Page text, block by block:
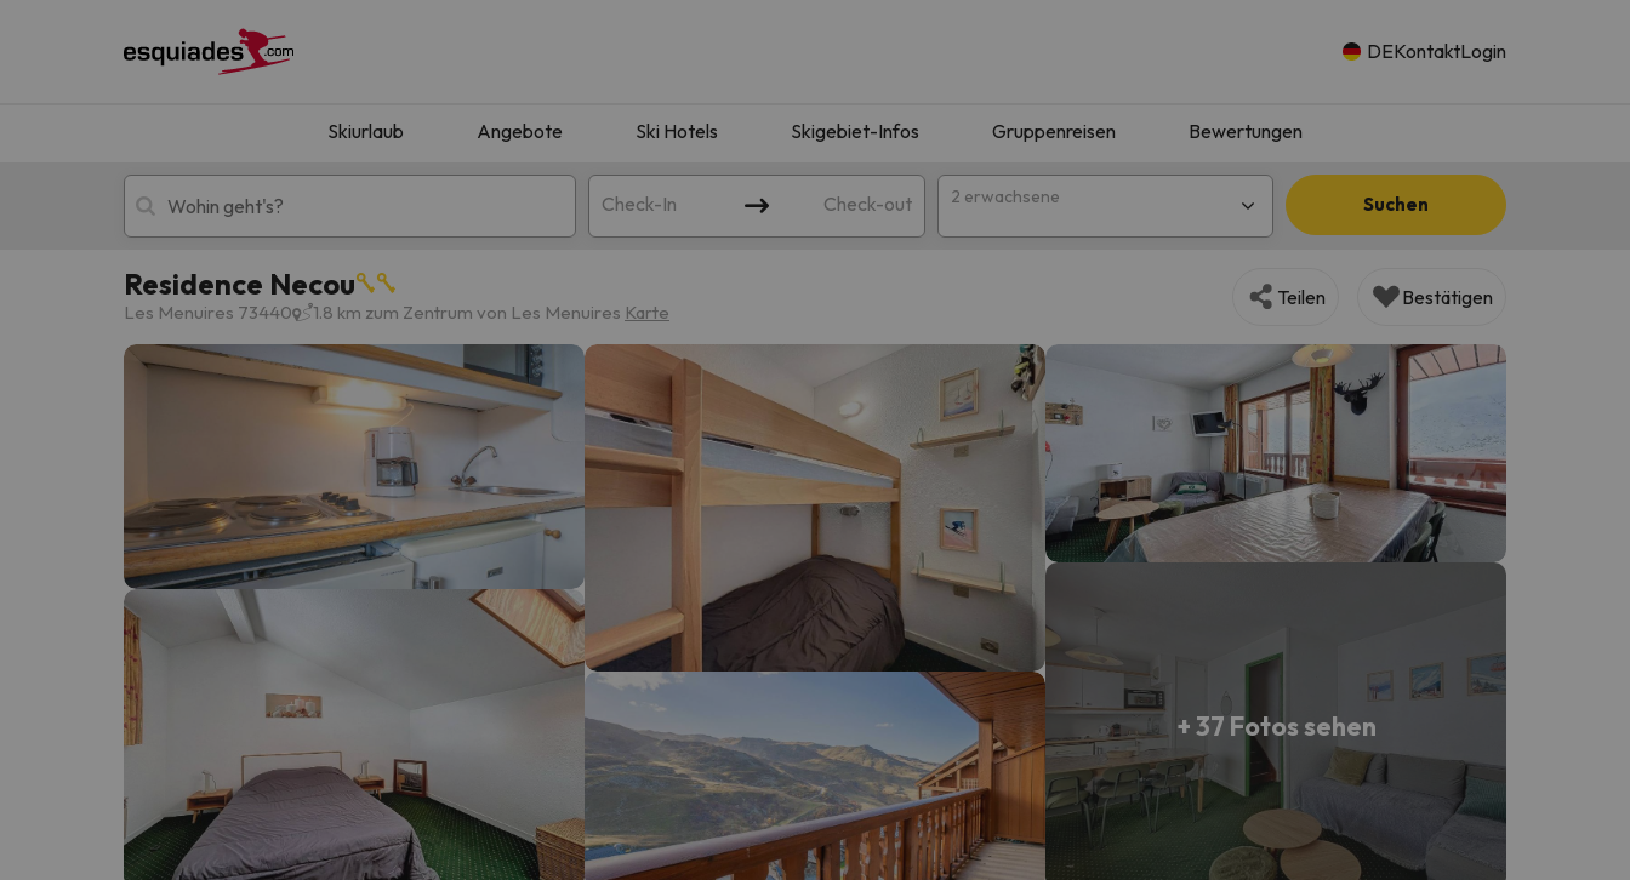
DEKontaktLogin
Skiurlaub Angebote Ski Hotels Skigebiet-Infos Gruppenreisen Bewertungen
Check-In Check-out 2 erwachsene Suchen
Skiurlaub Berghotels
Oops, wir haben keine Ergebnisse gefunden, die Ihrer Suche entsprechen. Versuchen Sie, das Ziel zu ändern.
Es sieht so aus, als hätte sich unser Sucher verirrt. Sobald er seinen Kompass gefunden hat, wird er zurück sein.
Residence Necou
Les Menuires 73440 1.8 km zum Zentrum von Les Menuires Karte
Teilen Bestätigen
+ 37 Fotos sehen